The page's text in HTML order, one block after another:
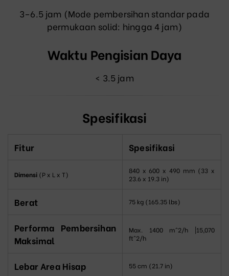
3–6.5 jam (Mode pembersihan standar pada
permukaan solid: hingga 4 jam)
Waktu Pengisian Daya
< 3.5 jam
Spesifikasi
Fitur Spesifikasi
Dimensi (P x L x T)
840 x 600 x 490 mm (33 x
23.6 x 19.3 in)
Berat 75 kg (165.35 lbs)
Performa Pembersihan
Maksimal
Max. 1400 m^2/h |15,070
ft^2/h
Lebar Area Hisap 55 cm (21.7 in)